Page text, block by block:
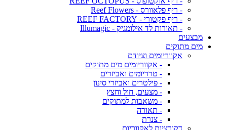
- ריף פלאוורס - Reef Flowers
- ריף פקטורי - REEF FACTORY
- תאורות לד אילומגיק - Illumagic
מבצעים
מים מתוקים
אקווריומים וציודם
- אקווריומים מים מתוקים
- טרריומים ואביזרים
- פילטרים ואביזרי סינון
- מצעים, חול וחצץ
- משאבות למתוקים
- תאורה
- צנרת
דקורציות לאקווריום